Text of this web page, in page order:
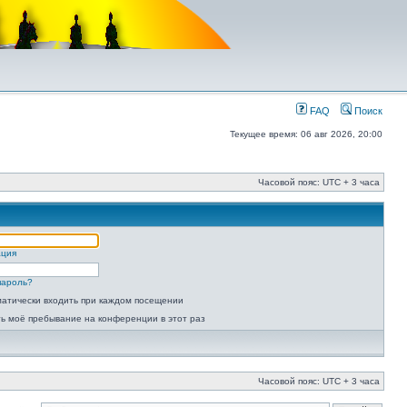
FAQ Поиск
Текущее время: 06 авг 2026, 20:00
Часовой пояс: UTC + 3 часа
входить при каждом посещении
моё пребывание на конференции в этот раз
Часовой пояс: UTC + 3 часа